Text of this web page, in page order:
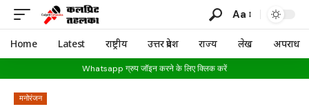
Aa
Home Latest राष्ट्रीय उत्तर प्रदेश राज्य लेख अपराध
Whatsapp ग्रुप जॉइन करने के लिए क्लिक करें
मनोरंजन